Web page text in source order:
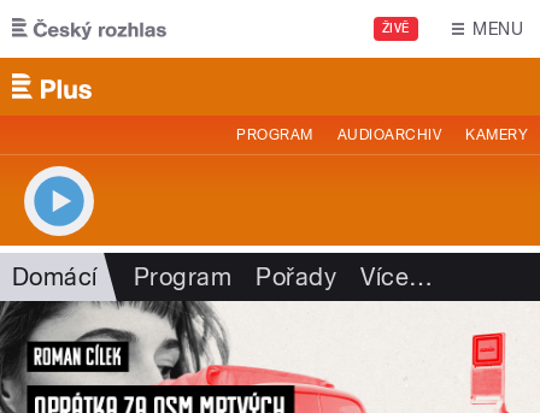
Přejít k hlavnímu obsahu
ŽIVĚ MENU
PROGRAM AUDIOARCHIV KAMERY
Domácí Program Pořady Více…